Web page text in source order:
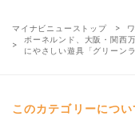
マイナビニューストップ
ボーネルンド、大阪・関西
にやさしい遊具「グリーン
このカテゴリーについ